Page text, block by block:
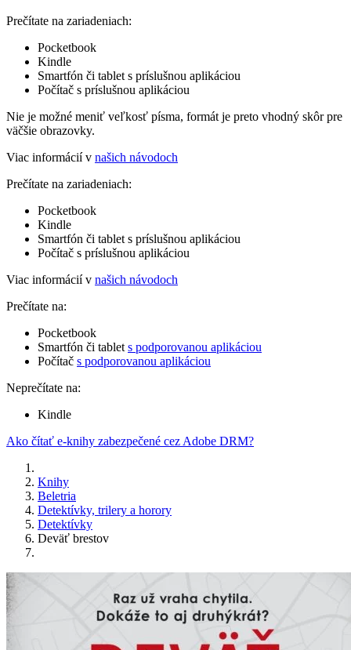
Prečítate na zariadeniach:
Pocketbook
Kindle
Smartfón či tablet s príslušnou aplikáciou
Počítač s príslušnou aplikáciou
Nie je možné meniť veľkosť písma, formát je preto vhodný skôr pre
väčšie obrazovky.
Viac informácií v našich návodoch
Prečítate na zariadeniach:
Pocketbook
Kindle
Smartfón či tablet s príslušnou aplikáciou
Počítač s príslušnou aplikáciou
Viac informácií v našich návodoch
Prečítate na:
Pocketbook
Smartfón či tablet s podporovanou aplikáciou
Počítač s podporovanou aplikáciou
Neprečítate na:
Kindle
Ako čítať e-knihy zabezpečené cez Adobe DRM?
Knihy
Beletria
Detektívky, trilery a horory
Detektívky
Deväť brestov